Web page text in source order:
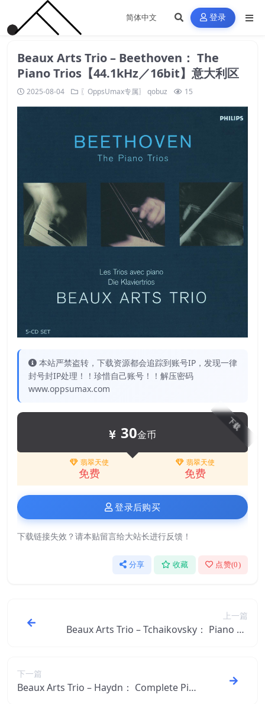
登录
Beaux Arts Trio – Beethoven： The
Piano Trios【44.1kHz／16bit】意大利区
2025-08-04 〖OppsUmax专属〗 qobuz 15
本站严禁盗转，下载资源都会追踪到账号IP，发现一律
封号封IP处理！！珍惜自己账号！！解压密码
www.oppsumax.com
下载
30金币
翡翠天使
免费
翡翠天使
免费
登录后购买
下载链接失效？请本贴留言给大站长进行反馈！
分享 收藏 点赞(0)
上一篇
Beaux Arts Trio – Tchaikovsky： Piano Tri
下一篇
Beaux Arts Trio – Haydn： Complete Pian